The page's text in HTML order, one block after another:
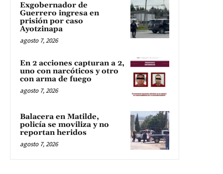
Exgobernador de
Guerrero ingresa en
prisión por caso
Ayotzinapa
agosto 7, 2026
En 2 acciones capturan a 2,
uno con narcóticos y otro
con arma de fuego
agosto 7, 2026
Balacera en Matilde,
policía se moviliza y no
reportan heridos
agosto 7, 2026